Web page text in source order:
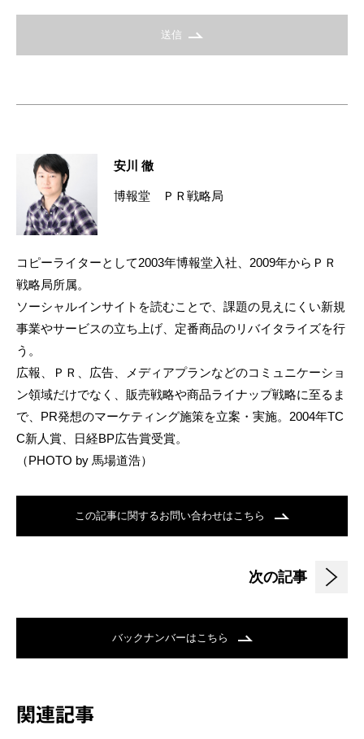
送信
安川 徹
博報堂 ＰＲ戦略局
コピーライターとして2003年博報堂入社、2009年からＰＲ
戦略局所属。
ソーシャルインサイトを読むことで、課題の見えにくい新規
事業やサービスの立ち上げ、定番商品のリバイタライズを行
う。
広報、ＰＲ、広告、メディアプランなどのコミュニケーショ
ン領域だけでなく、販売戦略や商品ライナップ戦略に至るま
で、PR発想のマーケティング施策を立案・実施。2004年TC
C新人賞、日経BP広告賞受賞。
（PHOTO by 馬場道浩）
この記事に関するお問い合わせはこちら
次の記事
バックナンバーはこちら
関連記事